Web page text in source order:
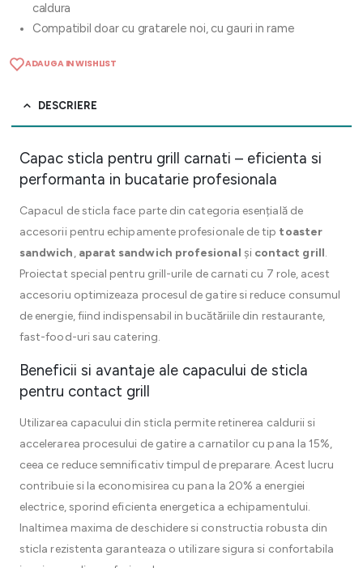
caldura
Compatibil doar cu gratarele noi, cu gauri in rame
ADAUGA IN WISHLIST
DESCRIERE
Capac sticla pentru grill carnati – eficienta si
performanta in bucatarie profesionala
Capacul de sticla face parte din categoria esențială de
accesorii pentru echipamente profesionale de tip toaster
sandwich, aparat sandwich profesional și contact grill.
Proiectat special pentru grill-urile de carnati cu 7 role, acest
accesoriu optimizeaza procesul de gatire si reduce consumul
de energie, fiind indispensabil in bucătăriile din restaurante,
fast-food-uri sau catering.
Beneficii si avantaje ale capacului de sticla
pentru contact grill
Utilizarea capacului din sticla permite retinerea caldurii si
accelerarea procesului de gatire a carnatilor cu pana la 15%,
ceea ce reduce semnificativ timpul de preparare. Acest lucru
contribuie si la economisirea cu pana la 20% a energiei
electrice, sporind eficienta energetica a echipamentului.
Inaltimea maxima de deschidere si constructia robusta din
sticla rezistenta garanteaza o utilizare sigura si confortabila